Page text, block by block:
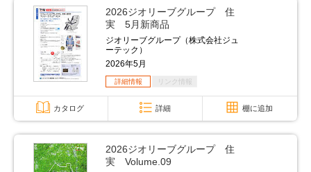
2026ジオリーブグループ 住
実 5月新商品
ジオリーブグループ（株式会社ジュ
ーテック）
2026年5月
詳細情報 リンク情報
カタログ 詳細 棚に追加
2026ジオリーブグループ 住
実 Volume.09